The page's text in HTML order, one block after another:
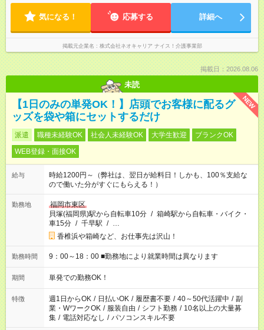
気になる！ 応募する 詳細へ
掲載元企業名 株式会社ネオキャリア ナイス！介護事業部
掲載日：2026.08.06
未読
NEW
【1日のみの単発OK！】店頭でお客様に配るグ
ッズを袋や箱にセットするだけ
派遣 職種未経験OK 社会人未経験OK 大学生歓迎
ブランクOK
WEB登録・面接OK
給与
時給1200円～（弊社は、翌日が給料日！しかも、100％支給な
ので働いた分がすぐにもらえる！）
勤務地
福岡市東区
貝塚(福岡県)駅から自転車10分 / 箱崎駅から自転車・バイク・
車15分 / 千早駅 / …
香椎浜や箱崎など、お仕事先は沢山！
勤務時間 9：00～18：00 ■勤務地により就業時間は異なります
期間 単発での勤務OK！
特徴 週1日からOK / 日払いOK / 履歴書不要 / 40～50代活躍中 / 副
業・WワークOK / 服装自由 / シフト勤務 / 10名以上の大量募
集 / 電話対応なし / パソコンスキル不要